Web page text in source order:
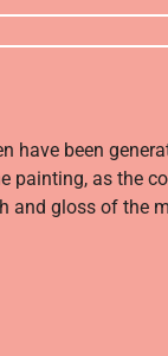
have been
painting, as the
and gloss of the